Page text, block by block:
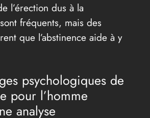
l’érection dus à la
fréquents, mais des
que l’abstinence aide à y
psychologiques de
pour l’homme
analyse